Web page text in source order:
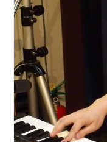
ブッキ